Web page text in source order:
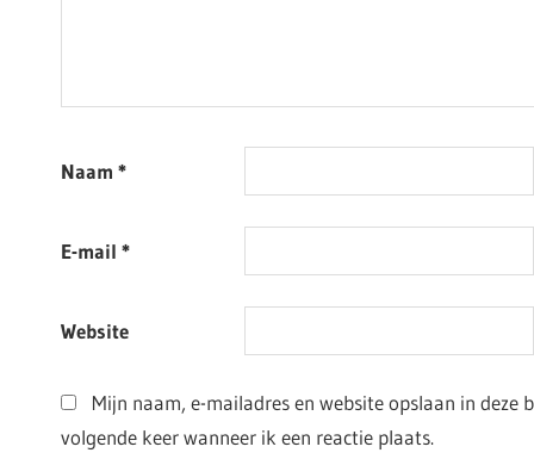
Naam *
E-mail *
Website
Mijn naam, e-mailadres en website opslaan in deze
volgende keer wanneer ik een reactie plaats.